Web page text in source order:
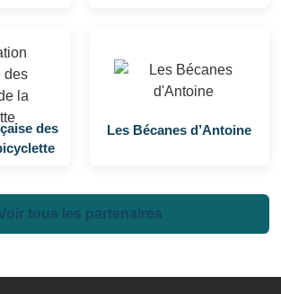
des
Les Bécanes d’Antoine
tous les partenaires